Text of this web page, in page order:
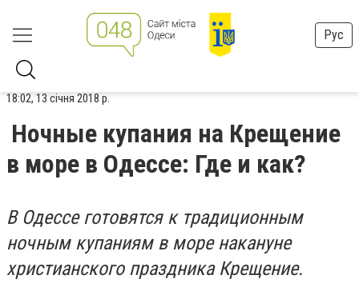
Рус
18:02, 13 січня 2018 р.
Ночные купания на Крещение
в море в Одессе: Где и как?
В Одессе готовятся к традиционным
ночным купаниям в море накануне
христианского праздника Крещение.